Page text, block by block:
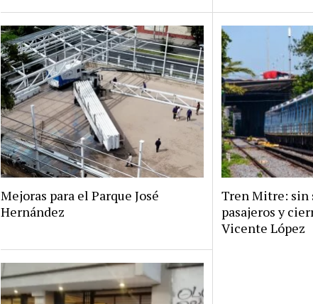
Mejoras para el Parque José
Hernández
Tren Mitre: sin
pasajeros y
Vicente López